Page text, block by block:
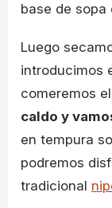
base de sopa
Luego
introducimos
comeremos
caldo y
en tempura
podremos
tradicional